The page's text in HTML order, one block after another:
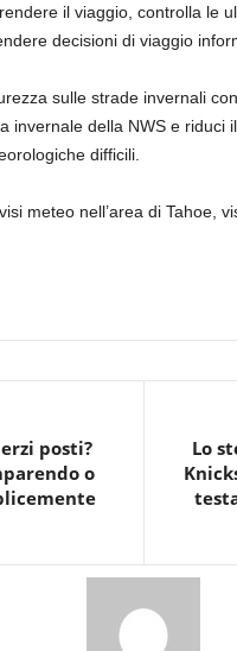
il viaggio, controlla le
decisioni di viaggio
sulle strade invernali
invernale della NWS e riduci
difficili.
meteo nell’area di Tahoe,
posti?
o
Lo